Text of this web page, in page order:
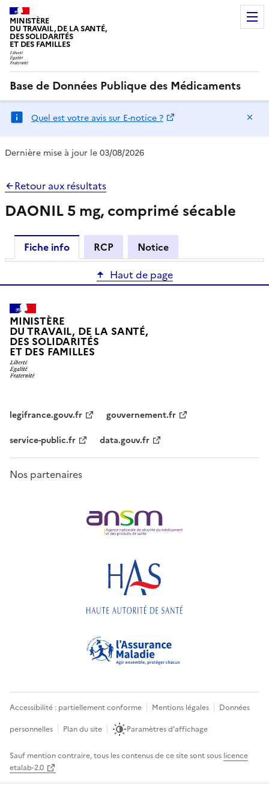
MINISTÈRE
DU TRAVAIL, DE LA SANTÉ,
DES SOLIDARITÉS
ET DES FAMILLES
Base de Données Publique des Médicaments
Quel est votre avis sur E-notice ?
Dernière mise à jour le 03/08/2026
Retour aux résultats
DAONIL 5 mg, comprimé sécable
Fiche info RCP
Notice
Haut de page
MINISTÈRE
DU TRAVAIL, DE LA SANTÉ,
DES SOLIDARITÉS
ET DES FAMILLES
legifrance.gouv.fr
gouvernement.fr
service-public.fr
data.gouv.fr
Nos partenaires
Accessibilité : partiellement conforme Mentions légales
Données
personnelles
Plan du site Paramètres d'affichage
Sauf mention contraire, tous les contenus de ce site sont sous licence
etalab-2.0